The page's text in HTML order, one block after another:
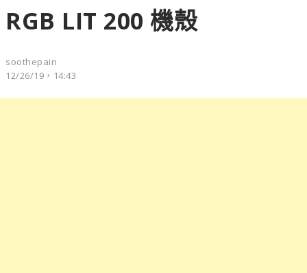
RGB LIT 200 機殼
soothepain
12/26/19，14:43